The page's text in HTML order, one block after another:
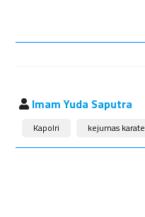
Imam Yuda Saputra
Kapolri kejurnas karate